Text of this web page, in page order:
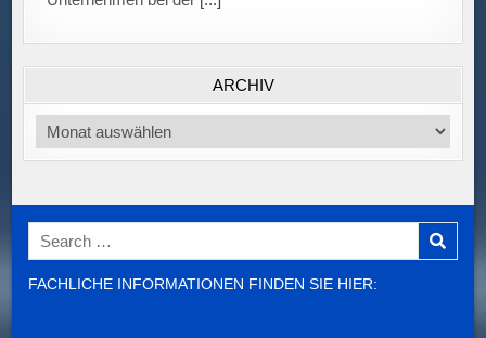
ARCHIV
Archiv
Search
for:
FACHLICHE INFORMATIONEN FINDEN SIE HIER: